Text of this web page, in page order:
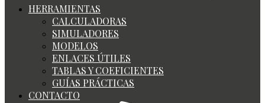
HERRAMIENTAS
CALCULADORAS
SIMULADORES
MODELOS
ENLACES ÚTILES
TABLAS Y COEFICIENTES
GUÍAS PRÁCTICAS
CONTACTO